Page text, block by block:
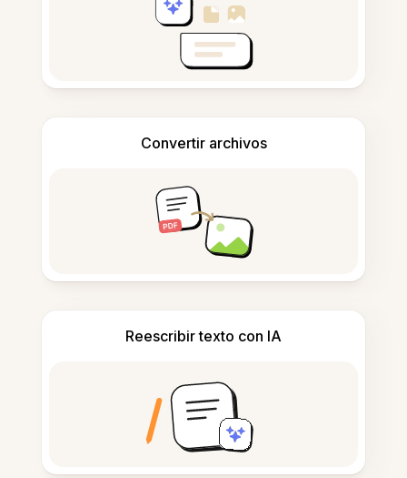
Convertir archivos
Reescribir texto con IA